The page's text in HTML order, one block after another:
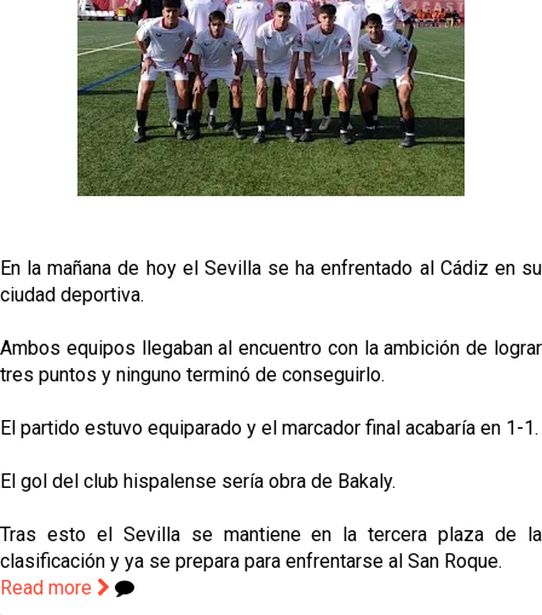
Análisis I Quién es y cómo juega Fran González
Miguel Sierra: La temporada pasada se vio
reflejado que podemos tirar para delante y
trabajamos con ilusión
OFICIAL | Juanlu se marcha al Bournemouth
En la mañana de hoy el Sevilla se ha enfrentado al Cádiz en su
ciudad deportiva.
Ambos equipos llegaban al encuentro con la ambición de lograr
tres puntos y ninguno terminó de conseguirlo.
El partido estuvo equiparado y el marcador final acabaría en 1-1.
El gol del club hispalense sería obra de Bakaly.
Tras esto el Sevilla se mantiene en la tercera plaza de la
clasificación y ya se prepara para enfrentarse al San Roque.
Read more